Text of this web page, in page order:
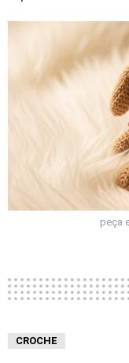
peça
CROCHE